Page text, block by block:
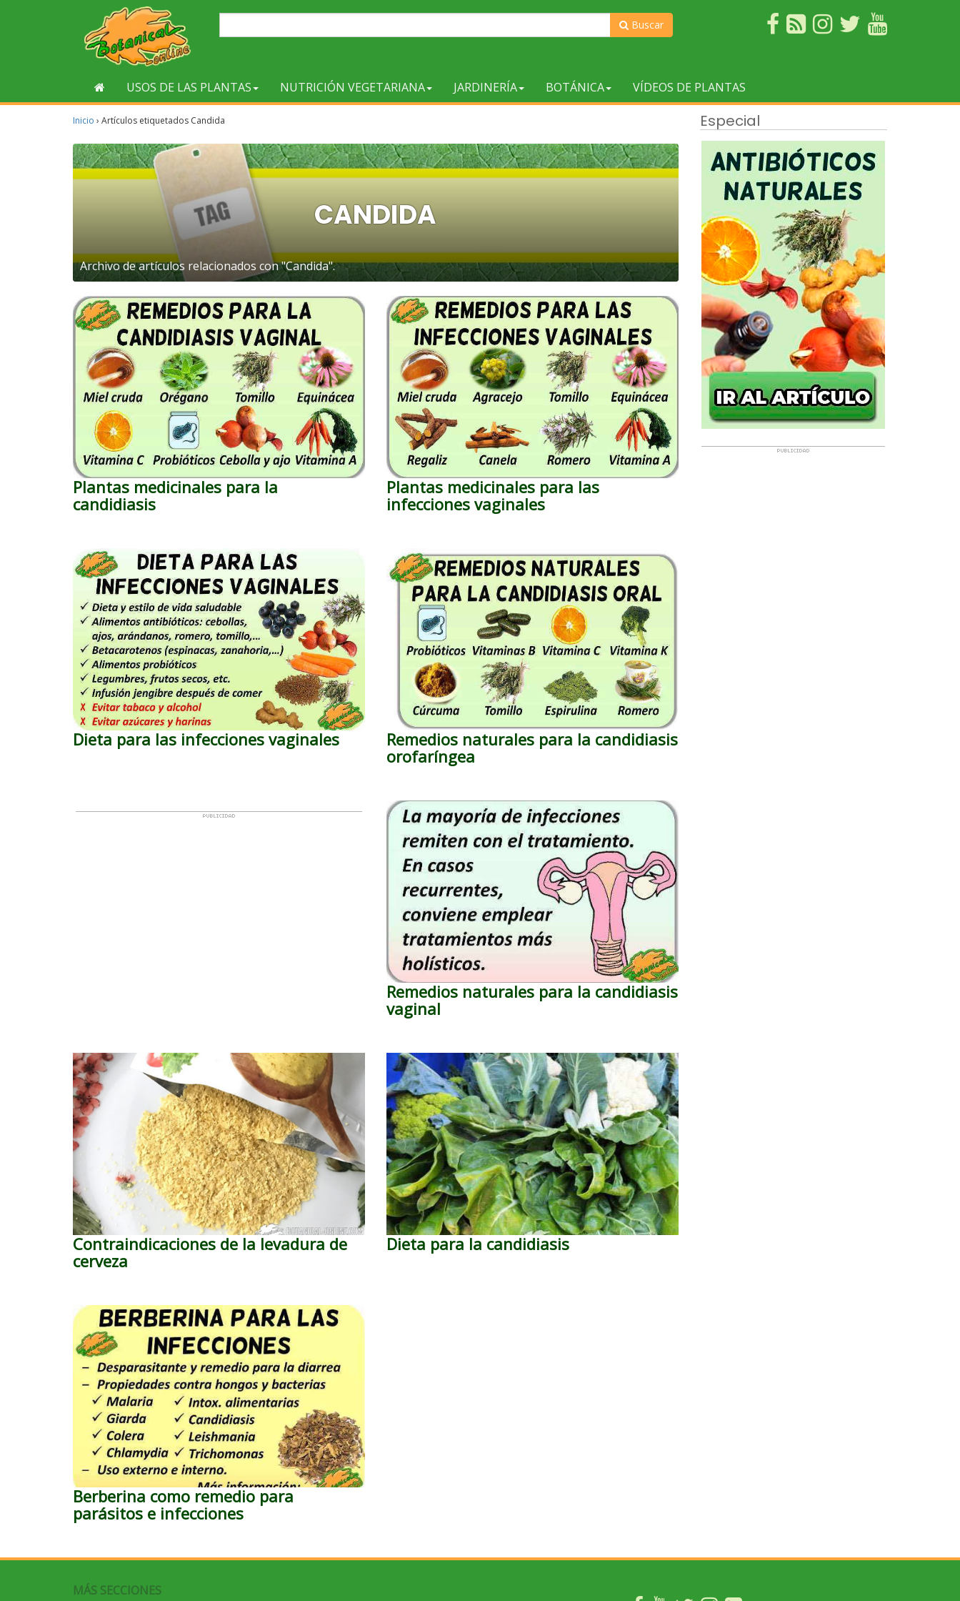
Buscar
USOS DE LAS PLANTAS NUTRICIÓN VEGETARIANA JARDINERÍA BOTÁNICA VÍDEOS DE PLANTAS
Inicio › Artículos etiquetados Candida
CANDIDA
Archivo de artículos relacionados con "Candida".
Plantas medicinales para la
candidiasis
Plantas medicinales para las
infecciones vaginales
Dieta para las infecciones vaginales
Remedios naturales para la candidiasis
orofaríngea
Remedios naturales para la candidiasis
vaginal
Contraindicaciones de la levadura de
cerveza
Dieta para la candidiasis
Berberina como remedio para
parásitos e infecciones
Especial
MÁS SECCIONES